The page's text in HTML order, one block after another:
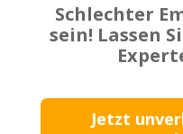
Schlechter
sein! Lassen
Jetzt